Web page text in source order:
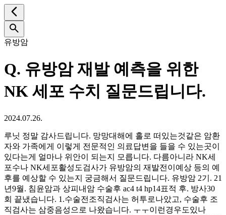
유방암
Q. 유방암 재발 예측을 위한
NK 세포 수치 질문드립니다.
2024.07.26.
루닛 정말 감사드립니다. 망망대해에 홀로 떠있는것같은 암환
자와 가족에게 이렇게 전문적인 의료답변을 들을 수 있는곳이
있다는게 얼마나 위안이 되는지 모릅니다. 다름아니라 NK세
포수나 NK세포활성도검사가 유방암의 재발전이예상 등의 예
후를 예상할 수 있는지 궁금해서 질문드립니다. 유방암 2기. 21
년9월. 침윤암과 상피내암 수술후 ac4 t4 hp14표적 후. 방사30
회 끝냈습니다. 1.수술전조직검사는 허투로나았고, 수술후 조
직검사는 삼중음성으로 나왔습니다. ㅜㅜ이런경우도있나